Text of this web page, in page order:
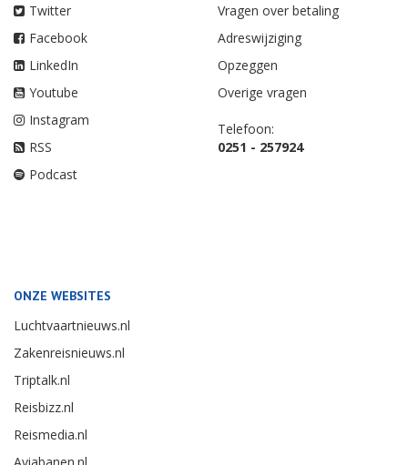
Twitter
Facebook
LinkedIn
Youtube
Instagram
RSS
Podcast
Vragen over betaling
Adreswijziging
Opzeggen
Overige vragen
Telefoon:
0251 - 257924
ONZE WEBSITES
Luchtvaartnieuws.nl
Zakenreisnieuws.nl
Triptalk.nl
Reisbizz.nl
Reismedia.nl
Aviabanen.nl